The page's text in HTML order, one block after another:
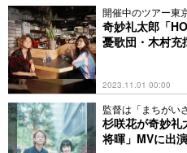
開催中のツアー東
奇妙礼太郎「
憂歌団・木村充
2023.11.01 00:00
監督は「まちがい
杉咲花が奇妙
将暉」MVに出